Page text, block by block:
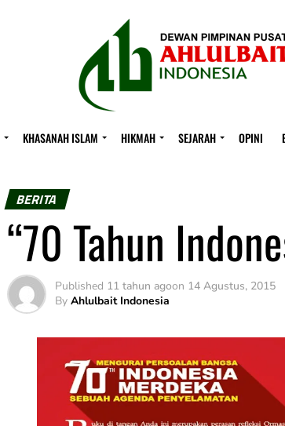
KHASANAH ISLAM HIKMAH SEJARAH OPINI
BERITA
“70 Tahun
Published 11 tahun agoon 14 Agustus, 2015
By Ahlulbait Indonesia